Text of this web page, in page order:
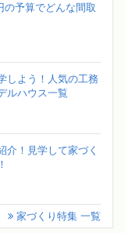
の予算でどんな間取
しよう！人気の工務
ルハウス一覧
介！見学して家づく
家づくり特集 一覧